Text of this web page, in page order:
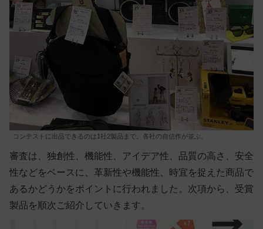
コンテストに出品できるのは1社2製品まで。各社の自信作が並ぶ。
審査は、独創性、機能性、アイデア性、品質の高さ、安全
性などをベースに、革新性や機能性、時宜を捉えた商品で
あるかどうかをポイントに行われました。次項から、受賞
製品を順次ご紹介していきます。